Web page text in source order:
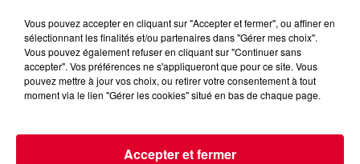
Soirée spéciale femmes coté rive gauche de Paris au club
de réunir les femmes leaders du milieu électronique
français. 14 artistes féminines se relaieront sur le plus grand
Vous pouvez accepter en cliquant sur "Accepter et fermer", ou affiner en
sélectionnant les finalités et/ou partenaires dans "Gérer mes choix".
Vous pouvez également refuser en cliquant sur "Continuer sans
accepter". Vos préférences ne s'appliqueront que pour ce site. Vous
pouvez mettre à jour vos choix, ou retirer votre consentement à tout
moment via le lien "Gérer les cookies" situé en bas de chaque page.
Accepter et fermer